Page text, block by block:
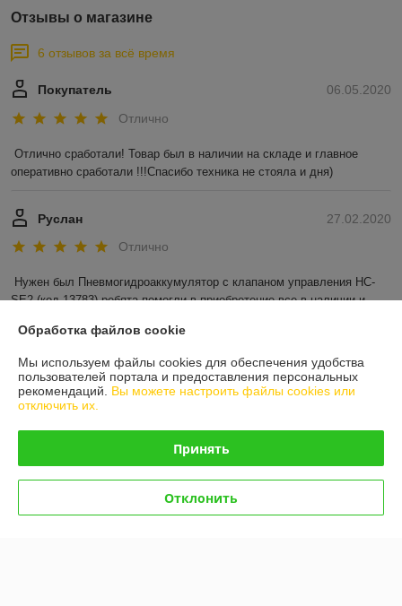
Отзывы о магазине
6 отзывов за всё время
06.05.2020
Покупатель
Отлично
Отлично сработали! Товар был в наличии на складе и главное
оперативно сработали !!!Спасибо техника не стояла и дня)
27.02.2020
Руслан
Отлично
Нужен был Пневмогидроаккумулятор с клапаном управления HC-
SE2 (код 13783),ребята помогли в приобретение,все в наличии и
дальше обращаться к вам!!
Показать все отзывы
О нас
Доставка и оплата
Обработка файлов cookie
Мы используем файлы cookies для обеспечения удобства
пользователей портала и предоставления персональных
рекомендаций. Вы можете настроить файлы cookies или
отключить их.
Принять
Отклонить